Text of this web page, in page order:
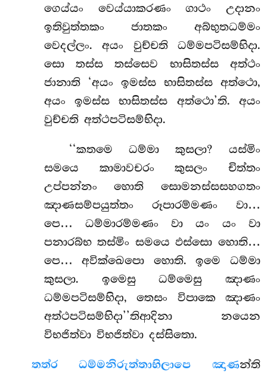
ගෙය්යං වෙය්යාකරණං ගාථං උදානං
ඉතිවුත්තකං ජාතකං අබ්භුතධම්මං
වෙදල්ලං. අයං වුච්චති ධම්මපටිසම්භිදා.
සො තස්ස තස්සෙව භාසිතස්ස අත්ථං
ජානාති ‘අයං ඉමස්ස භාසිතස්ස අත්ථො,
අයං ඉමස්ස භාසිතස්ස අත්ථො’ති. අයං
වුච්චති අත්ථපටිසම්භිදා.
‘‘කතමෙ ධම්මා කුසලා? යස්මිං
සමයෙ කාමාවචරං කුසලං චිත්තං
උප්පන්නං හොති සොමනස්සසහගතං
ඤාණසම්පයුත්තං රූපාරම්මණං වා…
පෙ… ධම්මාරම්මණං වා යං යං වා
පනාරබ්භ තස්මිං සමයෙ ඵස්සො හොති…
පෙ… අවික්ඛෙපො හොති. ඉමෙ ධම්මා
කුසලා. ඉමෙසුධම්මෙසු ඤාණං
ධම්මපටිසම්භිදා, තෙසං විපාකෙ ඤාණං
අත්ථපටිසම්භිදා’’තිආදිනා නයෙන
විභජිත්වා විභජිත්වා දස්සිතො.
තත්ර ධම්මනිරුත්තාභිලාපෙ ඤාණන්ති